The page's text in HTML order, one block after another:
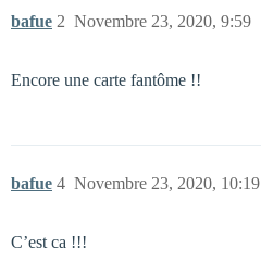
bafue Novembre 23, 2020, 9:59
2
Encore une carte fantôme !!
bafue Novembre 23, 2020, 10:19
4
C’est ca !!!